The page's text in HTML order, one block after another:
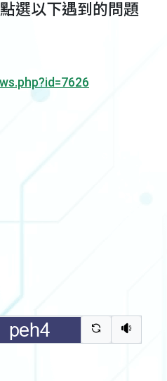
選以下遇到的問題
驗證碼重新
聽語